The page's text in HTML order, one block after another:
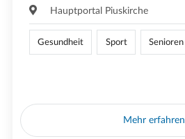
Hauptportal Piuskirche
Gesundheit Sport Senioren
Mehr erfahren